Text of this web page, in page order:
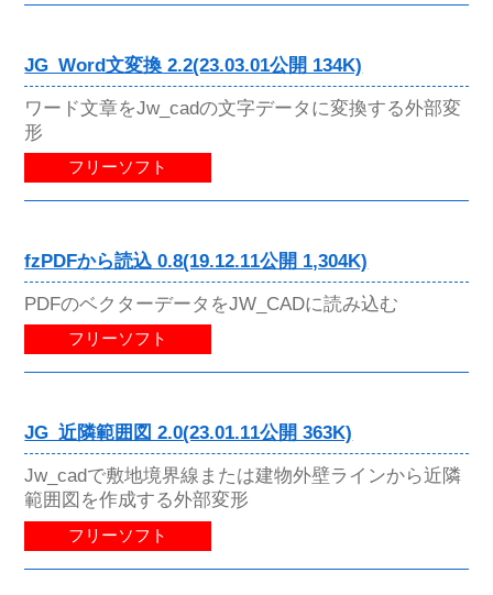
JG_Word文変換 2.2(23.03.01公開 134K)
ワード文章をJw_cadの文字データに変換する外部変
形
フリーソフト
fzPDFから読込 0.8(19.12.11公開 1,304K)
PDFのベクターデータをJW_CADに読み込む
フリーソフト
JG_近隣範囲図 2.0(23.01.11公開 363K)
Jw_cadで敷地境界線または建物外壁ラインから近隣
範囲図を作成する外部変形
フリーソフト